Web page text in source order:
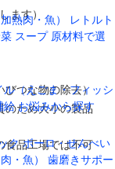
熱肉・魚）
レトルト
スープ 原材料で選
ル（えごま・フィッシ
給 お悩みから探す
ク ボーロ・せんべい
・魚）
歯磨きサポー
ます）
つな物の除去）
のため大小の製品
食品工場では不可